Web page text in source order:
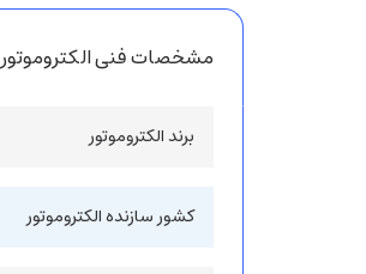
مشخصات فنی الکتروموتور
برند الکتروموتور
کشور سازنده الکتروموتور